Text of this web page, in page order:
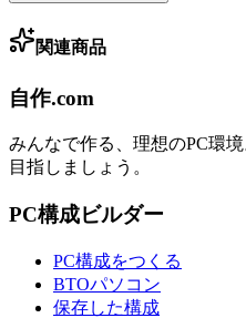
関連商品
自作.com
みんなで作る、理想のPC環境
目指しましょう。
PC構成ビルダー
PC構成をつくる
BTOパソコン
保存した構成